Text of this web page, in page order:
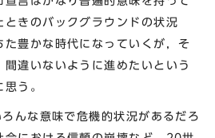
ときのバックグラウンドの状況
た豊かな時代になっていくが，そ
違いないように進めたいという
う。
んな意味で危機的状況があるだろ